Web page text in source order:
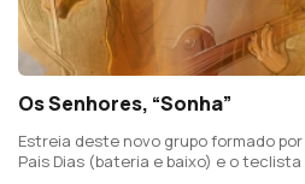
Os Senhores, “Sonha”
Estreia deste novo grupo formado
Pais Dias (bateria e baixo) e o